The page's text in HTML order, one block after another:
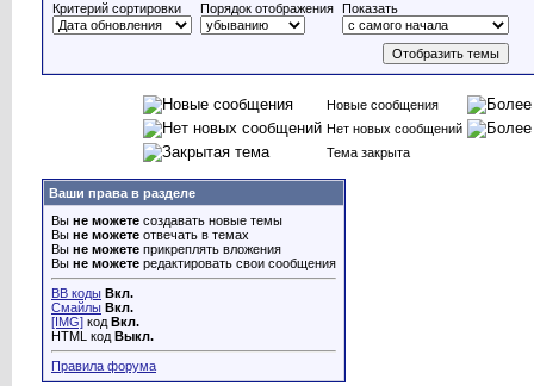
Критерий сортировки
Порядок отображения Показать
Новые сообщения
Нет новых сообщений
Тема закрыта
Ваши права в разделе
Вы не можете создавать новые темы
Вы не можете отвечать в темах
Вы не можете прикреплять вложения
Вы не можете редактировать свои сообщения
BB коды Вкл.
Смайлы Вкл.
[IMG] код Вкл.
HTML код Выкл.
Правила форума